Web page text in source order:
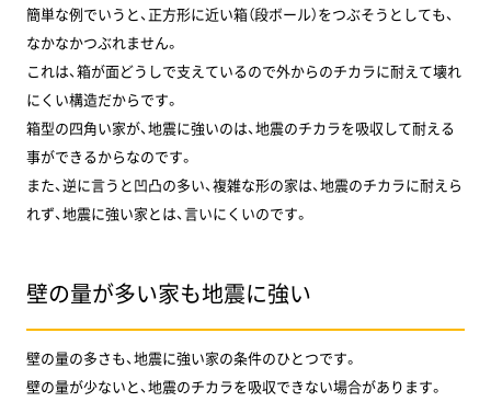
簡単な例でいうと、正方形に近い箱（段ボール）をつぶそうとしても、
なかなかつぶれません。
これは、箱が面どうしで支えているので外からのチカラに耐えて壊れ
にくい構造だからです。
箱型の四角い家が、地震に強いのは、地震のチカラを吸収して耐える
事ができるからなのです。
また、逆に言うと凹凸の多い、複雑な形の家は、地震のチカラに耐えら
れず、地震に強い家とは、言いにくいのです。
壁の量が多い家も地震に強い
壁の量の多さも、地震に強い家の条件のひとつです。
壁の量が少ないと、地震のチカラを吸収できない場合があります。